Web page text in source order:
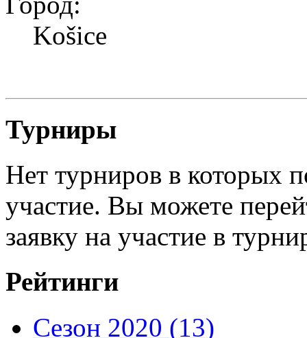
Košice
Турниры
Нет турниров в которых
участие. Вы можете
заявку на участие в
Рейтинги
Сезон 2020 (13)